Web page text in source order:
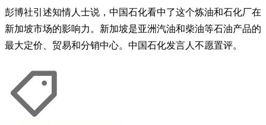
彭博社引述知情人士说，中国石化看中了这个炼油和石化厂在
新加坡市场的影响力。新加坡是亚洲汽油和柴油等石油产品的
最大定价、贸易和分销中心。中国石化发言人不愿置评。